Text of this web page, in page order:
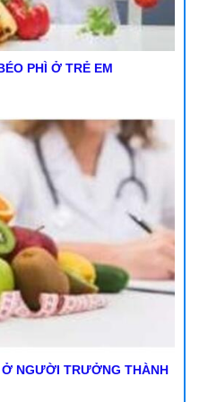
PHÌ Ở TRẺ EM
NGƯỜI TRƯỞNG THÀNH